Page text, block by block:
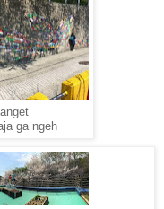
ga ngeh